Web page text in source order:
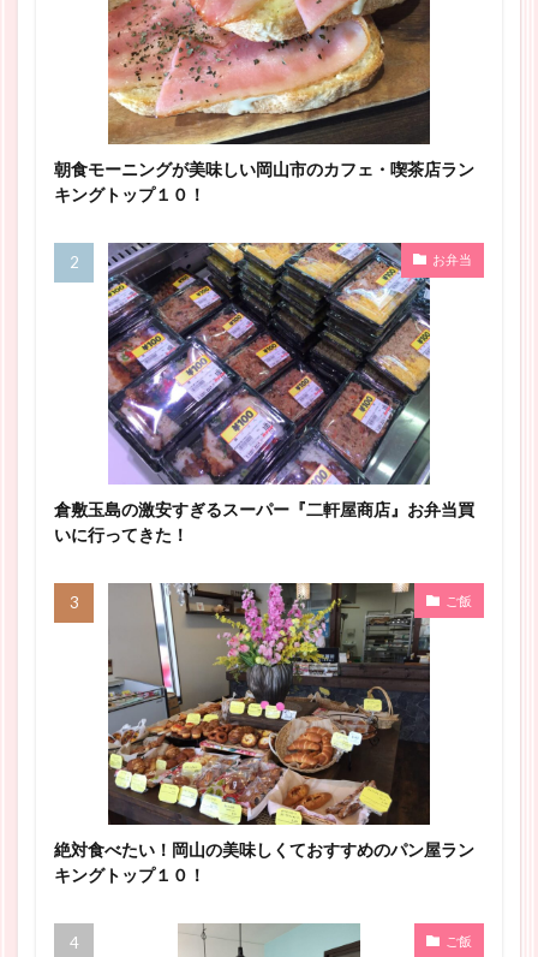
朝食モーニングが美味しい岡山市のカフェ・喫茶店ラン
キングトップ１０！
お弁当
倉敷玉島の激安すぎるスーパー『二軒屋商店』お弁当買
いに行ってきた！
ご飯
絶対食べたい！岡山の美味しくておすすめのパン屋ラン
キングトップ１０！
ご飯